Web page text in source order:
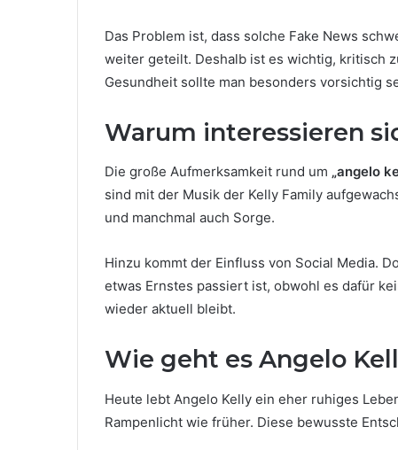
Das Problem ist, dass solche Fake News
weiter geteilt. Deshalb ist es wichtig, kritisch
Gesundheit sollte man besonders vorsichtig
Warum interessieren
Die große Aufmerksamkeit rund um „angelo
sind mit der Musik der Kelly Family
und manchmal auch Sorge.
Hinzu kommt der Einfluss von Social Media.
etwas Ernstes passiert ist, obwohl es dafür
wieder aktuell bleibt.
Wie geht es Angelo
Heute lebt Angelo Kelly ein eher ruhiges
Rampenlicht wie früher. Diese bewusste